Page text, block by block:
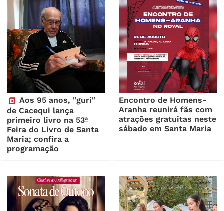
Aos 95 anos, "guri"
de Cacequi lança
primeiro livro na 53ª
Feira do Livro de Santa
Maria; confira a
programação
Encontro de Homens-
Aranha reunirá fãs com
atrações gratuitas neste
sábado em Santa Maria